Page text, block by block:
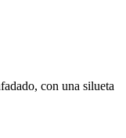
con una silueta